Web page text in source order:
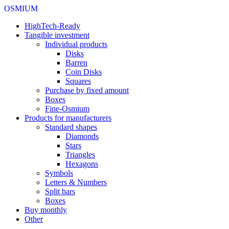
OSMIUM
HighTech-Ready
Tangible investment
Individual products
Disks
Barren
Coin Disks
Squares
Purchase by fixed amount
Boxes
Fine-Osmium
Products for manufacturers
Standard shapes
Diamonds
Stars
Triangles
Hexagons
Symbols
Letters & Numbers
Split bars
Boxes
Buy monthly
Other